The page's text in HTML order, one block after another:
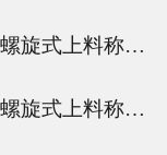
面粉粉末10-40kg螺旋式上料称重包装秤厂家
面粉粉末10-40kg螺旋式上料称重包装秤厂家